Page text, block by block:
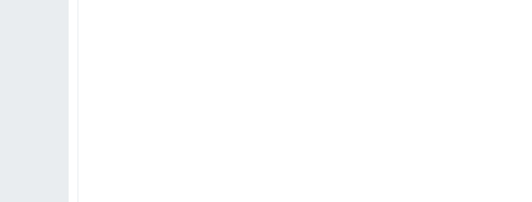
يعقوب عليه بالاجتهاد
واقتصاد الانتباه إرادتنا؟